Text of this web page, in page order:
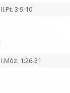
II.Pt. 3:9-10
I.Móz. 1:26-31